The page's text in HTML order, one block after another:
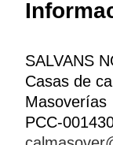
SALVANS
Casas de
Masoverías
PCC-